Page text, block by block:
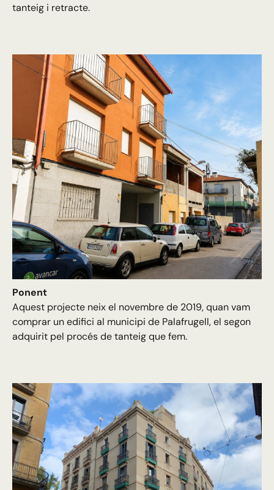
tanteig i retracte.
Ponent
Aquest projecte neix el novembre de 2019, quan vam
comprar un edifici al municipi de Palafrugell, el segon
adquirit pel procés de tanteig que fem.